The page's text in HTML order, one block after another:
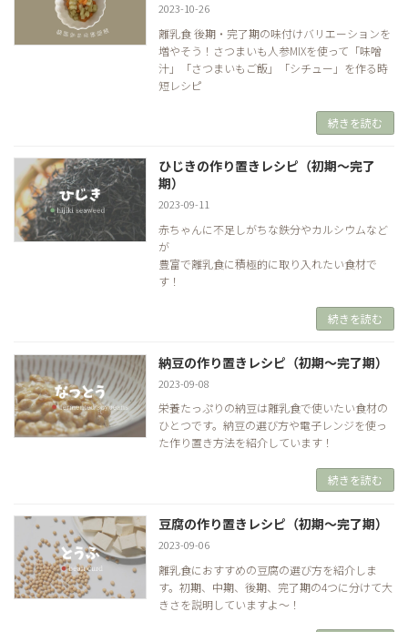
2023-10-26
離乳食 後期・完了期の味付けバリエーションを
増やそう！さつまいも人参MIXを使って「味噌
汁」「さつまいもご飯」「シチュー」を作る時
短レシピ
続きを読む
ひじきの作り置きレシピ（初期～完了
期）
2023-09-11
赤ちゃんに不足しがちな鉄分やカルシウムなど
が
豊富で離乳食に積極的に取り入れたい食材で
す！
続きを読む
納豆の作り置きレシピ（初期～完了期）
2023-09-08
栄養たっぷりの納豆は離乳食で使いたい食材の
ひとつです。納豆の選び方や電子レンジを使っ
た作り置き方法を紹介しています！
続きを読む
豆腐の作り置きレシピ（初期～完了期）
2023-09-06
離乳食におすすめの豆腐の選び方を紹介しま
す。初期、中期、後期、完了期の4つに分けて大
きさを説明していますよ〜！